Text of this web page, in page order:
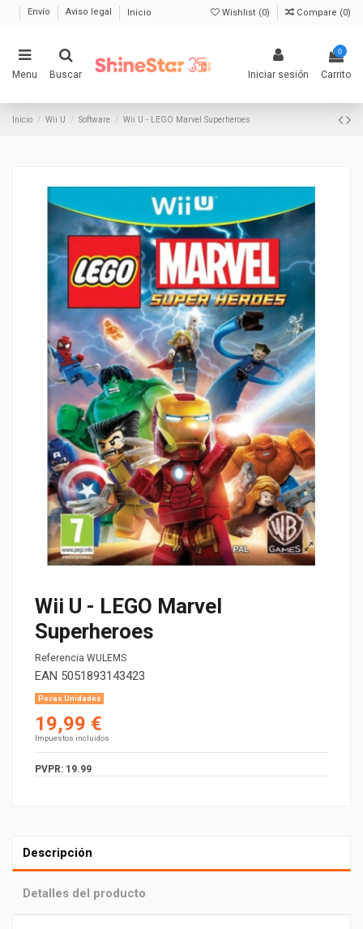
Envío Aviso legal Inicio Wishlist (0) Compare (0)
Menu Buscar Iniciar sesión
0
Carrito
Inicio Wii U Software Wii U - LEGO Marvel Superheroes
Wii U - LEGO Marvel
Superheroes
Referencia WULEMS
EAN 5051893143423
Pocas Unidades
19,99 €
Impuestos incluidos
PVPR: 19.99
Descripción
Detalles del producto